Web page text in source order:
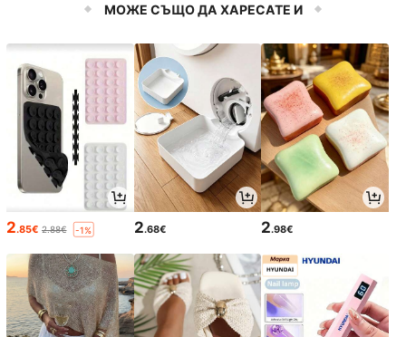
МОЖЕ СЪЩО ДА ХАРЕСАТЕ И
2.85€ 2.88€ -1% 2.68€ 2.98€